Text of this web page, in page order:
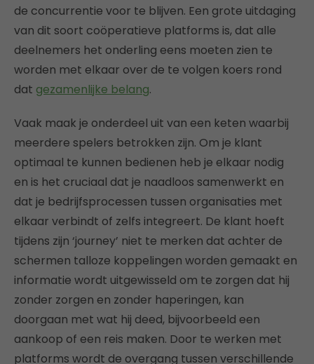
de concurrentie voor te blijven. Een grote uitdaging
van dit soort coöperatieve platforms is, dat alle
deelnemers het onderling eens moeten zien te
worden met elkaar over de te volgen koers rond
dat gezamenlijke belang.
Vaak maak je onderdeel uit van een keten waarbij
meerdere spelers betrokken zijn. Om je klant
optimaal te kunnen bedienen heb je elkaar nodig
en is het cruciaal dat je naadloos samenwerkt en
dat je bedrijfsprocessen tussen organisaties met
elkaar verbindt of zelfs integreert. De klant hoeft
tijdens zijn ‘journey’ niet te merken dat achter de
schermen talloze koppelingen worden gemaakt en
informatie wordt uitgewisseld om te zorgen dat hij
zonder zorgen en zonder haperingen, kan
doorgaan met wat hij deed, bijvoorbeeld een
aankoop of een reis maken. Door te werken met
platforms wordt de overgang tussen verschillende